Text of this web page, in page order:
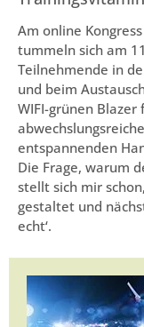
Am online
tummeln sich am
Teilnehmende in
und beim
WIFI-grünen
entspannenden
Die Frage, warum
stellt sich mir
gestaltet und
echt‘.